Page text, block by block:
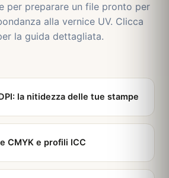
per preparare un file pronto per
alla vernice UV. Clicca
la guida dettagliata.
la nitidezza delle tue stampe
CMYK e profili ICC